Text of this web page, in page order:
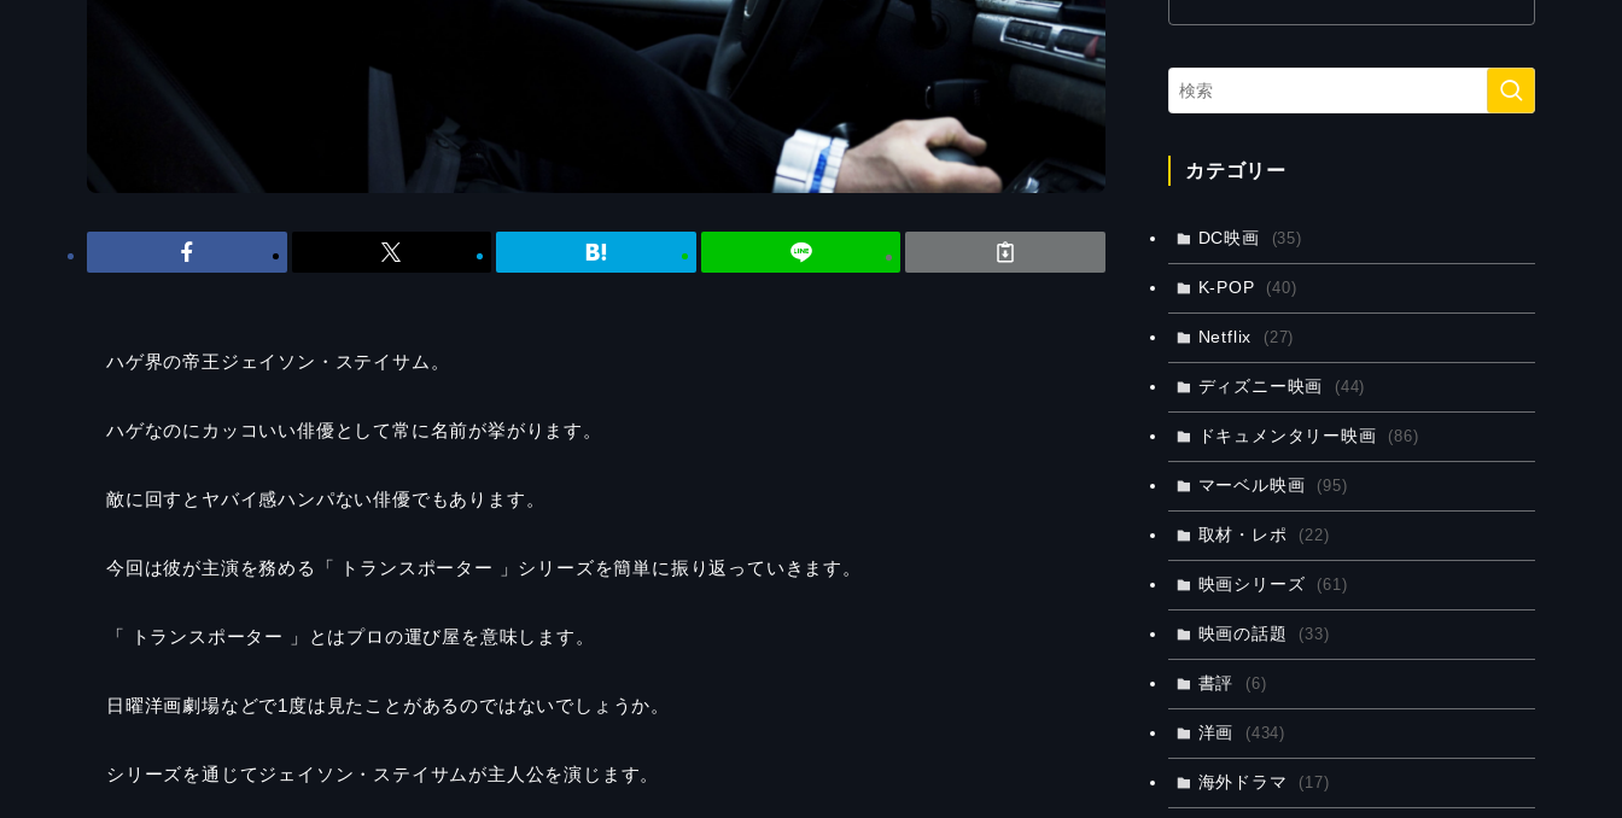
ハゲ界の帝王ジェイソン・ステイサム。
ハゲなのにカッコいい俳優として常に名前が挙がります。
敵に回すとヤバイ感ハンパない俳優でもあります。
今回は彼が主演を務める「 トランスポーター 」シリーズを簡単に振り返っていきます。
「 トランスポーター 」とはプロの運び屋を意味します。
日曜洋画劇場などで1度は見たことがあるのではないでしょうか。
シリーズを通じてジェイソン・ステイサムが主人公を演じます。
カテゴリー
DC映画 (35)
K-POP (40)
Netflix (27)
ディズニー映画 (44)
ドキュメンタリー映画 (86)
マーベル映画 (95)
取材・レポ (22)
映画シリーズ (61)
映画の話題 (33)
書評 (6)
洋画 (434)
海外ドラマ (17)